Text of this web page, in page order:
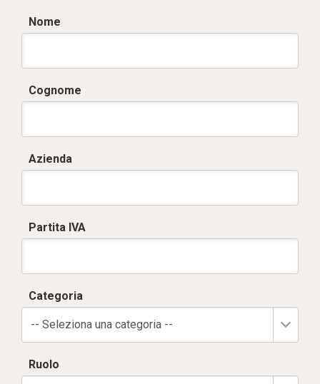
Nome
Cognome
Azienda
Partita IVA
Categoria
-- Seleziona una categoria --
Ruolo